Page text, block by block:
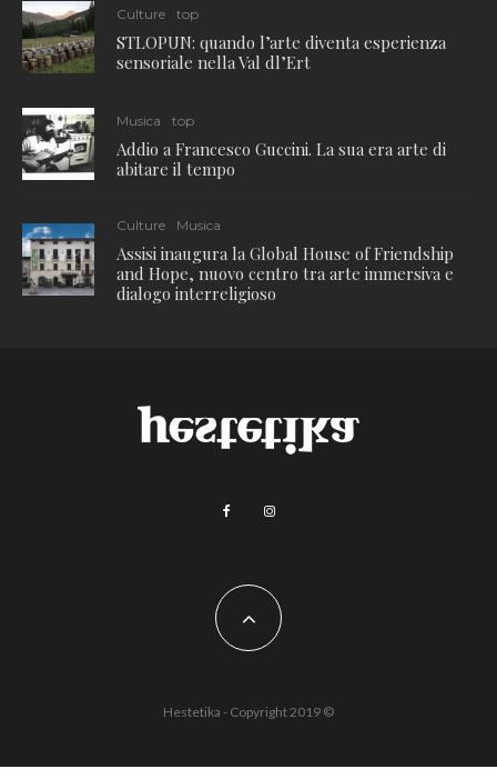
Culture top
STLOPUN: quando l’arte diventa esperienza
sensoriale nella Val dl’Ert
Musica top
Addio a Francesco Guccini. La sua era arte di
abitare il tempo
Culture Musica
Assisi inaugura la Global House of Friendship
and Hope, nuovo centro tra arte immersiva e
dialogo interreligioso
Hestetika - Copyright 2019 ©